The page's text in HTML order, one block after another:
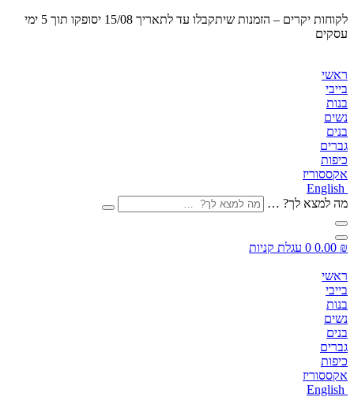
לקוחות יקרים – הזמנות שיתקבלו
עד לתאריך 15/08 יסופקו תוך 5 ימי
עסקים
ראשי
בייבי
בנות
נשים
בנים
גברים
כיפות
אקססוריז
English
מה למצא לך? …
0.00 ₪
0 עגלת קניות
ראשי
בייבי
בנות
נשים
בנים
גברים
כיפות
אקססוריז
English